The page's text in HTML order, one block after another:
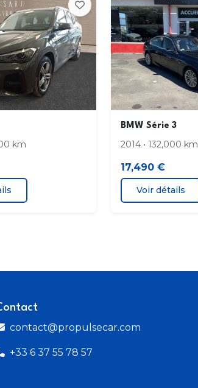
km
BMW Série 3
2014 • 132,000 km
17,490 €
Voir détails
contact@propulsecar.com
+33 6 37 55 78 57